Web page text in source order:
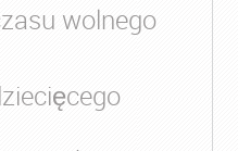
wolnego